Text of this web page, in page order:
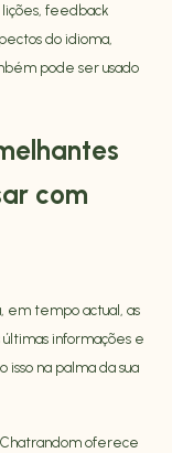
lições, feedback
do idioma,
pode ser usado
com
em tempo actual, as
informações e
isso na palma da sua
oferece